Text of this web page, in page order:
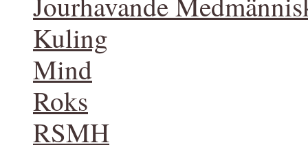
Kuling
Mind
Roks
RSMH